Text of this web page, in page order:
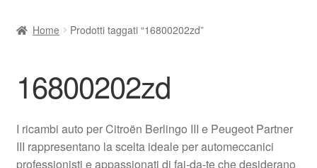
Contatto
Il mio account
Pagamenti
Home Prodotti taggati “16800202zd”
16800202zd
I ricambi auto per Citroën Berlingo III e Peugeot Partner
III rappresentano la scelta ideale per automeccanici
professionisti e appassionati di fai-da-te che desiderano